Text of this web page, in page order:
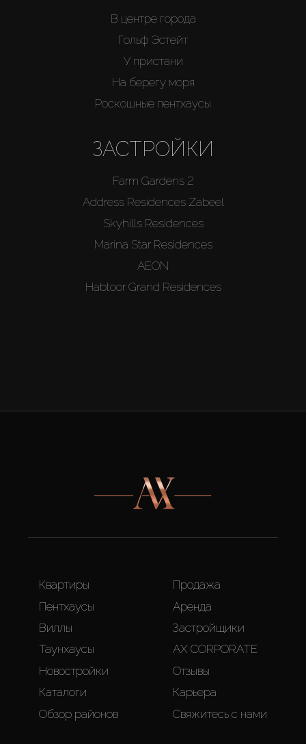
В центре города
Гольф Эстейт
У пристани
На берегу моря
Роскошные пентхаусы
ЗАСТРОЙКИ
Farm Gardens 2
Address Residences Zabeel
Skyhills Residences
Marina Star Residences
AEON
Habtoor Grand Residences
Квартиры
Пентхаусы
Виллы
Таунхаусы
Новостройки
Каталоги
Обзор районов
Продажа
Аренда
Застройщики
AX CORPORATE
Отзывы
Карьера
Свяжитесь с нами